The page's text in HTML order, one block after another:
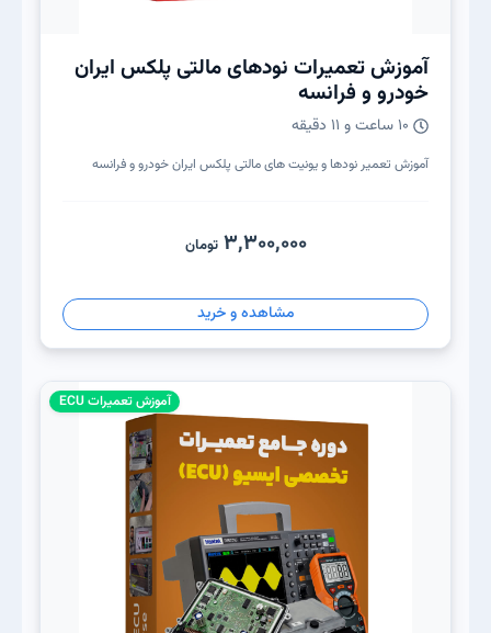
آموزش تعمیرات نودهای مالتی پلکس ایران
خودرو و‌ فرانسه
10 ساعت و 11 دقیقه
آموزش تعمیر نودها و یونیت های مالتی پلکس ایران خودرو و‌ فرانسه
3,300,000 تومان
مشاهده و خرید
آموزش تعمیرات ECU